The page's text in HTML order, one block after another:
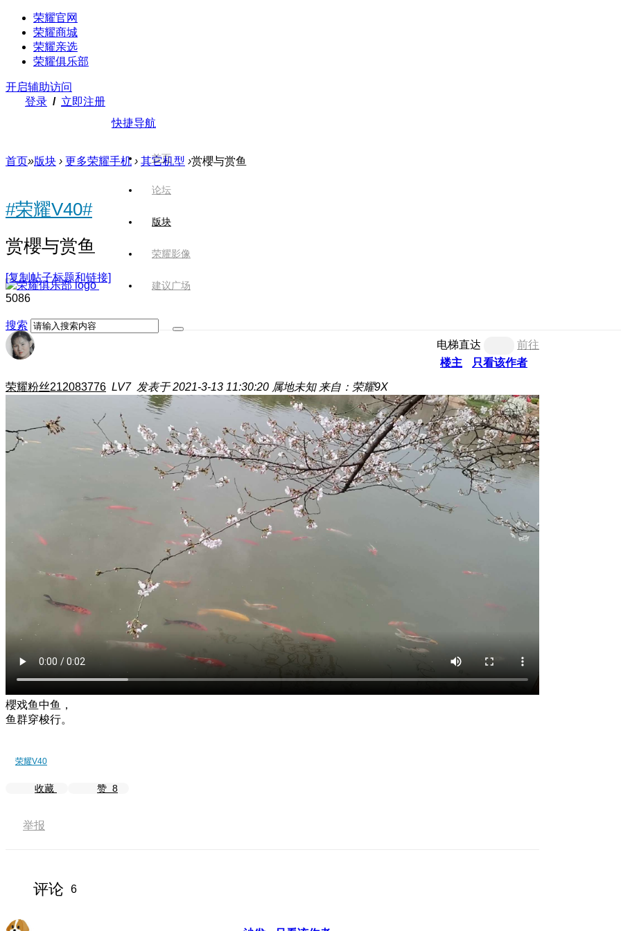
荣耀官网
荣耀商城
荣耀亲选
荣耀俱乐部
开启辅助访问
登录 / 立即注册
快捷导航
首页
论坛
版块
荣耀影像
建议广场
搜索
首页»版块 › 更多荣耀手机 › 其它机型 ›赏櫻与赏鱼
#荣耀V40#
赏櫻与赏鱼
[复制帖子标题和链接]
5086
电梯直达
前往
楼主
只看该作者
荣耀粉丝212083776 LV7 发表于 2021-3-13 11:30:20 属地未知 来自：荣耀9X
櫻戏鱼中鱼，
鱼群穿梭行。
荣耀V40
收藏 赞 8
举报
评论 6